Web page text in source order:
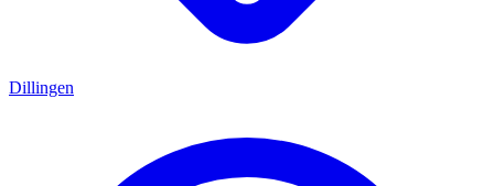
Dillingen